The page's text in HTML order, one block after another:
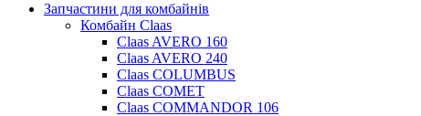
Запчастини для комбайнів
Комбайн Claas
Claas AVERO 160
Claas AVERO 240
Claas COLUMBUS
Claas COMET
Claas COMMANDOR 106